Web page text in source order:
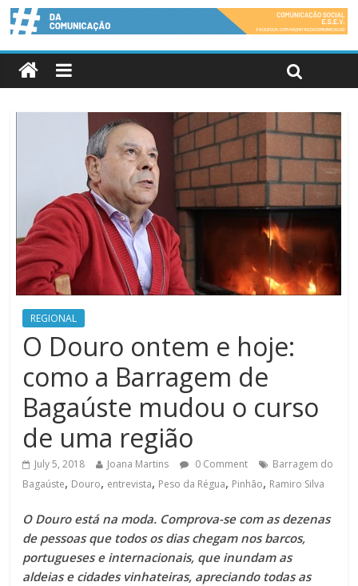
REGIONAL
O Douro ontem e hoje:
como a Barragem de
Bagaúste mudou o curso
de uma região
July 5, 2018 Joana Martins 0 Comment
Barragem do
Bagaúste, Douro, entrevista, Peso da Régua, Pinhão, Ramiro Silva
O Douro está na moda. Comprova-se com as dezenas
de pessoas que todos os dias chegam nos barcos,
portugueses e internacionais, que inundam as
aldeias e cidades vinhateiras, apreciando todas as